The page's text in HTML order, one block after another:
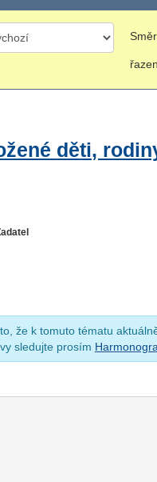
Směr
děti,
že k tomuto tématu
sledujte prosím